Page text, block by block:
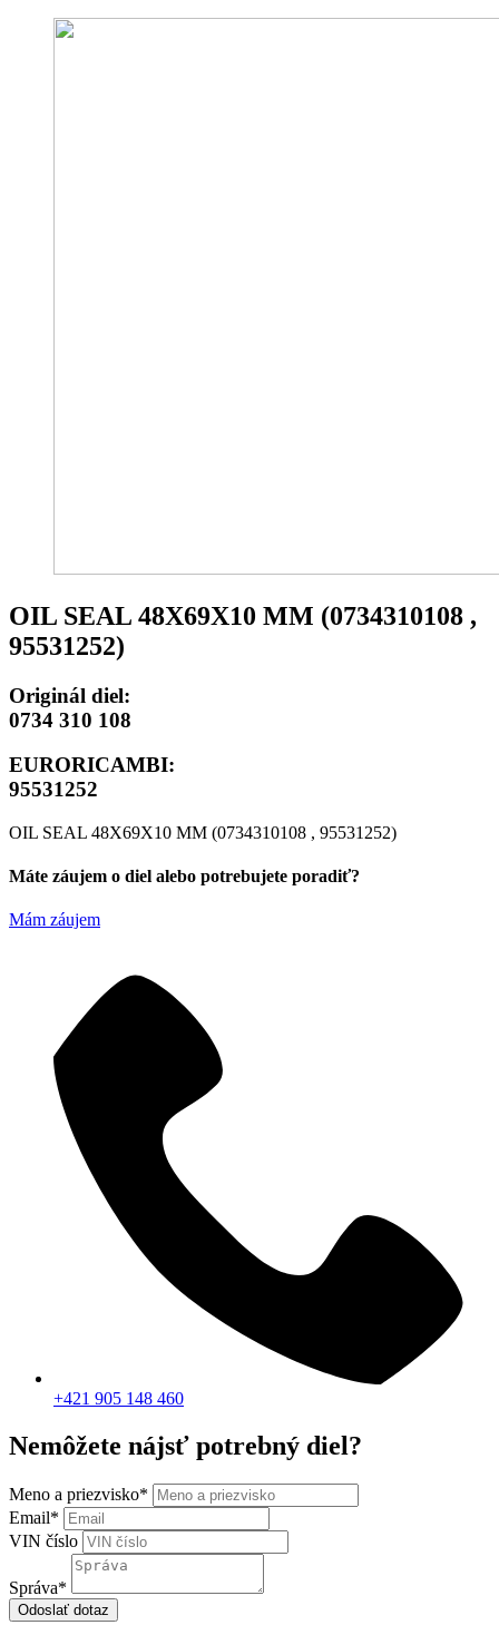
OIL SEAL 48X69X10 MM (0734310108 ,
95531252)
Originál diel:
0734 310 108
EURORICAMBI:
95531252
OIL SEAL 48X69X10 MM (0734310108 , 95531252)
Máte záujem o diel alebo potrebujete poradiť?
Mám záujem
+421 905 148 460
Nemôžete nájsť potrebný diel?
Meno a priezvisko*
Email*
VIN číslo
Správa*
Odoslať dotaz